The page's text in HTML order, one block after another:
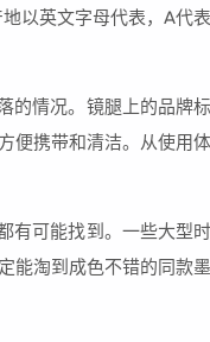
以英文字母代表，A代表
的情况。镜腿上的品牌标
便携带和清洁。从使用体
有可能找到。一些大型时
能淘到成色不错的同款墨